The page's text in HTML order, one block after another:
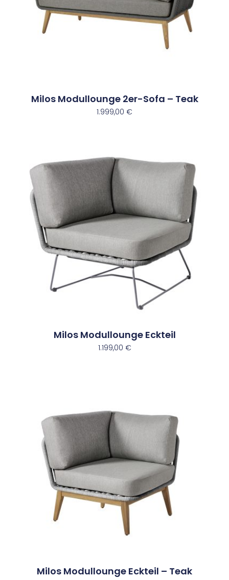
Milos Modullounge 2er-Sofa – Teak
1.999,00 €
Milos Modullounge Eckteil
1.199,00 €
Milos Modullounge Eckteil – Teak